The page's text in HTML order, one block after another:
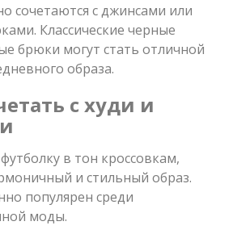
сочетаются с джинсами или
Классические черные
брюки могут стать отличной
образа.
с худи и
в тон кроссовкам,
и стильный образ.
популярен среди
моды.